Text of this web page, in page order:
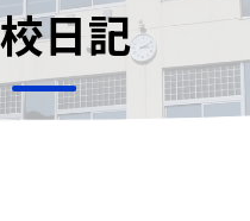
日記